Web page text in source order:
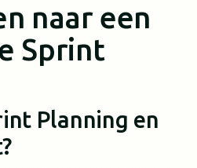
naar een
Sprint
Planning en